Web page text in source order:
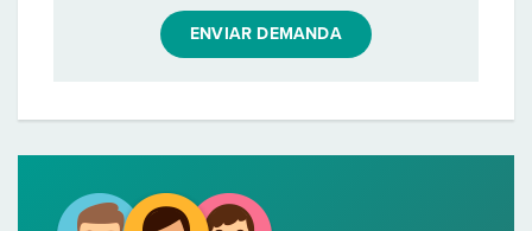
ENVIAR DEMANDA